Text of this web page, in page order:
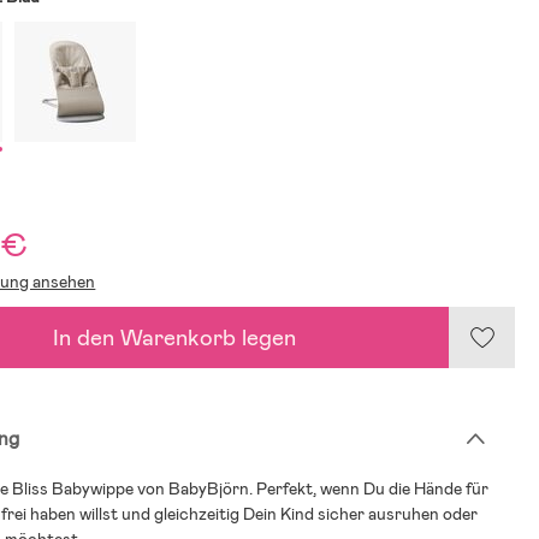
€
ansehen
In den Warenkorb legen
Bliss Babywippe von BabyBjörn. Perfekt, wenn Du die Hände für
haben willst und gleichzeitig Dein Kind sicher ausruhen oder